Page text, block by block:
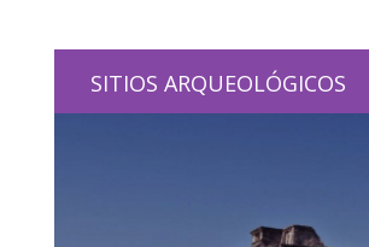
SITIOS ARQUEOLÓGICOS